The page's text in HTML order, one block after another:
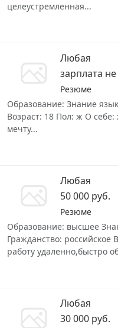
целеустремленная...
Любая
зарплата не
Резюме
Образование: Знание
Возраст: 18 Пол: ж О себе:
мечту...
Любая
50 000 руб.
Резюме
Образование: высшее
Гражданство:
работу удаленно,быстро
Любая
30 000 руб.